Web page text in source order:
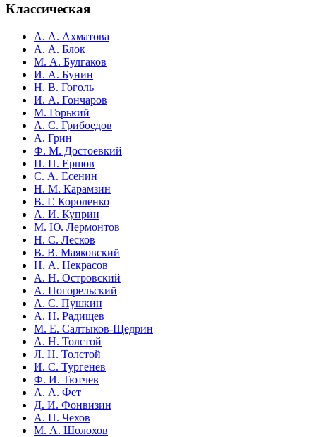
Классическая
А. А. Ахматова
А. А. Блок
М. А. Булгаков
И. А. Бунин
Н. В. Гоголь
И. А. Гончаров
М. Горький
А. С. Грибоедов
А. Грин
Ф. М. Достоевкий
П. П. Ершов
С. А. Есенин
Н. М. Карамзин
В. Г. Короленко
А. И. Куприн
М. Ю. Лермонтов
Н. С. Лесков
В. В. Маяковский
Н. А. Некрасов
А. Н. Островский
А. Погорельский
А. С. Пушкин
А. Н. Радищев
М. Е. Салтыков-Щедрин
А. Н. Толстой
Л. Н. Толстой
И. С. Тургенев
Ф. И. Тютчев
А. А. Фет
Д. И. Фонвизин
А. П. Чехов
М. А. Шолохов